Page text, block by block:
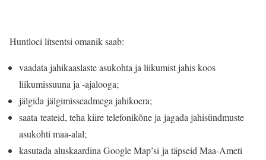
Huntloci litsentsi omanik saab:
vaadata jahikaaslaste asukohta ja liikumist jahis koos
liikumissuuna ja -ajalooga;
jälgida jälgimisseadmega jahikoera;
saata teateid, teha kiire telefonikõne ja jagada jahisündmuste
asukohti maa-alal;
kasutada aluskaardina Google Map’si ja täpseid Maa-Ameti